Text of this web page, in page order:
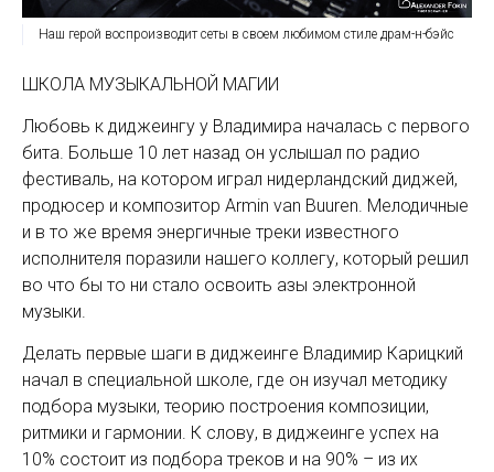
Наш герой воспроизводит сеты в своем любимом стиле драм-н-бэйс
ШКОЛА МУЗЫКАЛЬНОЙ МАГИИ
Любовь к диджеингу у Владимира началась с первого
бита. Больше 10 лет назад он услышал по радио
фестиваль, на котором играл нидерландский диджей,
продюсер и композитор Armin van Buuren. Мелодичные
и в то же время энергичные треки известного
исполнителя поразили нашего коллегу, который решил
во что бы то ни стало освоить азы электронной
музыки.
Делать первые шаги в диджеинге Владимир Карицкий
начал в специальной школе, где он изучал методику
подбора музыки, теорию построения композиции,
ритмики и гармонии. К слову, в диджеинге успех на
10% состоит из подбора треков и на 90% – из их